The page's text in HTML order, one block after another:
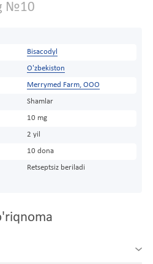
№10
Bisacodyl
O'zbekiston
Merrymed Farm, ООО
Shamlar
10 mg
2 yil
10 dona
Retseptsiz beriladi